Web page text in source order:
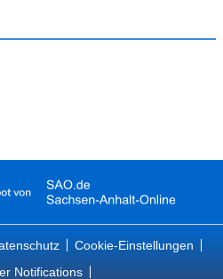
Cookie-Einstellungen
Notifications